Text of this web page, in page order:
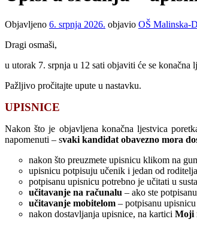
Objavljeno 6. srpnja 2026. objavio OŠ Malinska-
Dragi osmaši,
u utorak 7. srpnja u 12 sati objaviti će se konačna
Pažljivo pročitajte upute u nastavku.
UPISNICE
Nakon što je objavljena konačna ljestvica
napomenuti – svaki kandidat obavezno mora
nakon što preuzmete upisnicu klikom na
upisnicu potpisuju učenik i jedan od roditelja
potpisanu upisnicu potrebno je učitati u
učitavanje na računalu – ako ste
učitavanje mobitelom – potpisanu
nakon dostavljanja upisnice, na kartici Moji